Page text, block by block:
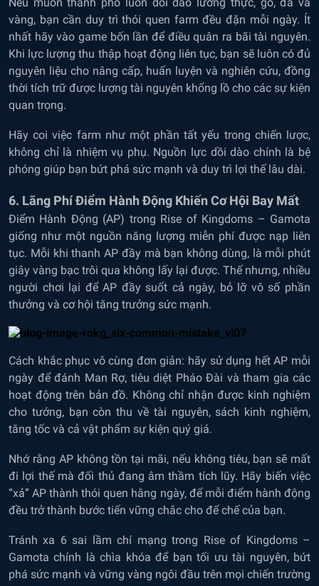
vàng, bạn cần duy trì thói quen farm đều đặn mỗi ngày. Ít
nhất hãy vào game bốn lần để điều quân ra bãi tài nguyên.
Khi lực lượng thu thập hoạt động liên tục, bạn sẽ luôn có đủ
nguyên liệu cho nâng cấp, huấn luyện và nghiên cứu, đồng
thời tích trữ được lượng tài nguyên khổng lồ cho các sự kiện
quan trọng.
Hãy coi việc farm như một phần tất yếu trong chiến lược,
không chỉ là nhiệm vụ phụ. Nguồn lực dồi dào chính là bệ
phóng giúp bạn bứt phá sức mạnh và duy trì lợi thế lâu dài.
6. Lãng Phí Điểm Hành Động Khiến Cơ Hội Bay Mất
Điểm Hành Động (AP) trong Rise of Kingdoms – Gamota
giống như một nguồn năng lượng miễn phí được nạp liên
tục. Mỗi khi thanh AP đầy mà bạn không dùng, là mỗi phút
giây vàng bạc trôi qua không lấy lại được. Thế nhưng, nhiều
người chơi lại để AP đầy suốt cả ngày, bỏ lỡ vô số phần
thưởng và cơ hội tăng trưởng sức mạnh.
Cách khắc phục vô cùng đơn giản: hãy sử dụng hết AP mỗi
ngày để đánh Man Rợ, tiêu diệt Pháo Đài và tham gia các
hoạt động trên bản đồ. Không chỉ nhận được kinh nghiệm
cho tướng, bạn còn thu về tài nguyên, sách kinh nghiệm,
tăng tốc và cả vật phẩm sự kiện quý giá.
Nhớ rằng AP không tồn tại mãi, nếu không tiêu, bạn sẽ mất
đi lợi thế mà đối thủ đang âm thầm tích lũy. Hãy biến việc
“xả” AP thành thói quen hằng ngày, để mỗi điểm hành động
đều trở thành bước tiến vững chắc cho đế chế của bạn.
Tránh xa 6 sai lầm chí mạng trong Rise of Kingdoms –
Gamota chính là chìa khóa để bạn tối ưu tài nguyên, bứt
phá sức mạnh và vững vàng ngôi đầu trên mọi chiến trường